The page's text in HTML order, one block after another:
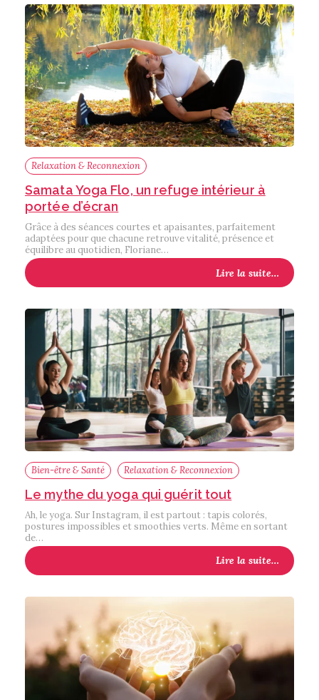
Relaxation & Reconnexion
Samata Yoga Flo, un refuge intérieur à
portée d’écran
Grâce à des séances courtes et apaisantes, parfaitement
adaptées pour que chacune retrouve vitalité, présence et
équilibre au quotidien, Floriane…
Lire la suite…
Bien-être & Santé Relaxation & Reconnexion
Le mythe du yoga qui guérit tout
Ah, le yoga. Sur Instagram, il est partout : tapis colorés,
postures impossibles et smoothies verts. Même en sortant
de…
Lire la suite…